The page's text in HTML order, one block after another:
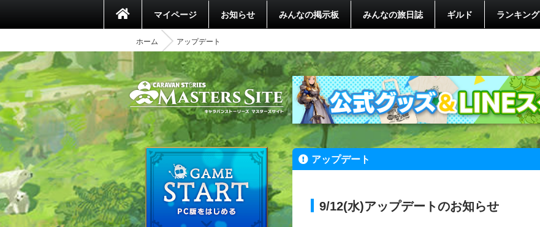
マイページ お知らせ みんなの掲示板 みんなの旅日誌 ギルド ランキング
ホーム アップデート
アップデート
9/12(水)アップデートのお知らせ